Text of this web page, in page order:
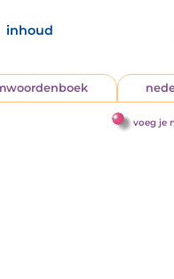
inhoud
voeg je